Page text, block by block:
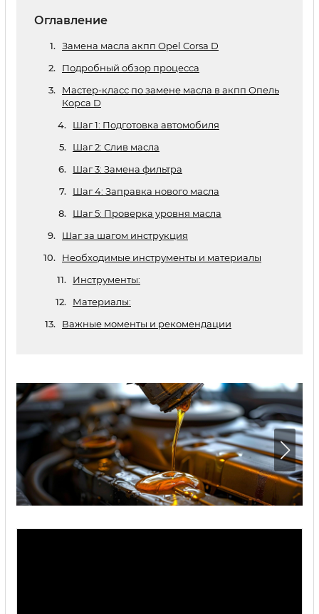
Оглавление
Замена масла акпп Opel Corsa D
Подробный обзор процесса
Мастер-класс по замене масла в акпп Опель
Корса D
Шаг 1: Подготовка автомобиля
Шаг 2: Слив масла
Шаг 3: Замена фильтра
Шаг 4: Заправка нового масла
Шаг 5: Проверка уровня масла
Шаг за шагом инструкция
Необходимые инструменты и материалы
Инструменты:
Материалы:
Важные моменты и рекомендации